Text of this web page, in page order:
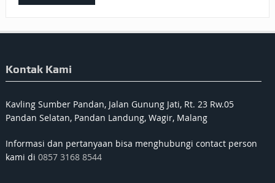
Kontak Kami
Kavling Sumber Pandan, Jalan Gunung Jati, Rt. 23 Rw.05
Pandan Selatan, Pandan Landung, Wagir, Malang
Informasi dan pertanyaan bisa menghubungi contact person
kami di 0857 3168 8544